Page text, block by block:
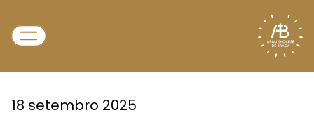
18 setembro 2025